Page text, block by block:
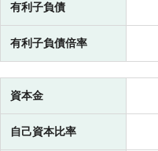
有利子負債
有利子負債倍率
資本金
自己資本比率